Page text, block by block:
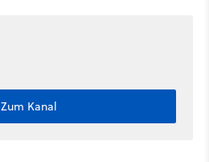
Zum Kanal